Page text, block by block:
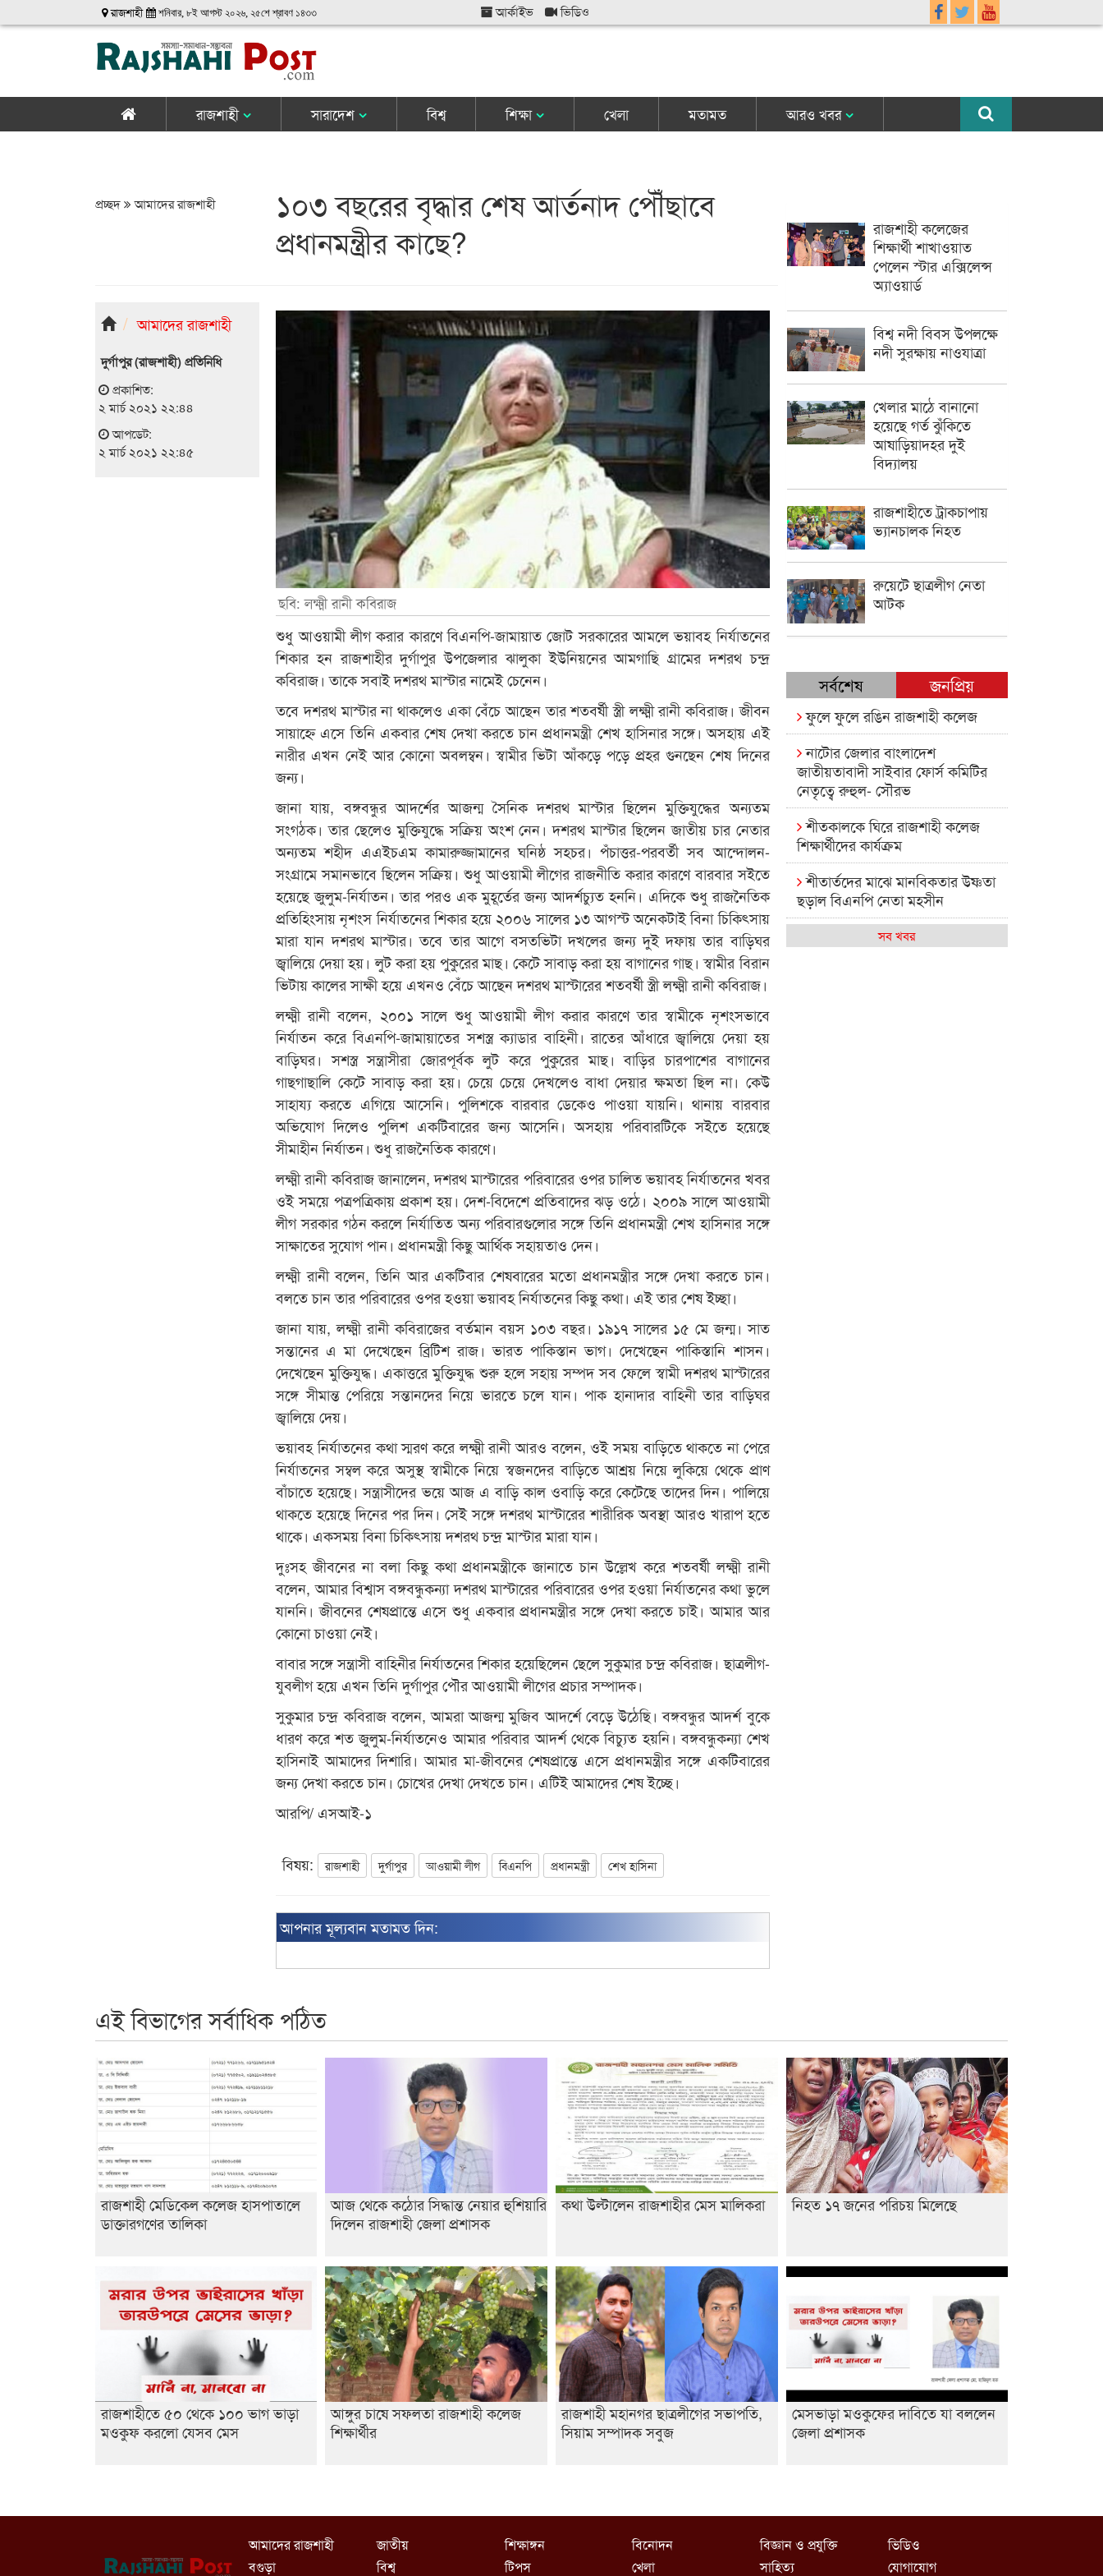
রাজশাহী শনিবার, ৮ই আগস্ট ২০২৬, ২৫শে শ্রাবণ ১৪৩৩ আর্কাইভ ভিডিও
রাজশাহী সারাদেশ বিশ্ব শিক্ষা খেলা মতামত আরও খবর
প্রচ্ছদ আমাদের রাজশাহী
১০৩ বছরের বৃদ্ধার শেষ আর্তনাদ পৌঁছাবে
প্রধানমন্ত্রীর কাছে?
আমাদের রাজশাহী
দুর্গাপুর (রাজশাহী) প্রতিনিধি
প্রকাশিত:
২ মার্চ ২০২১ ২২:৪৪
আপডেট:
২ মার্চ ২০২১ ২২:৪৫
ছবি: লক্ষ্মী রানী কবিরাজ
শুধু আওয়ামী লীগ করার কারণে বিএনপি-জামায়াত জোট সরকারের আমলে ভয়াবহ নির্যাতনের
শিকার হন রাজশাহীর দুর্গাপুর উপজেলার ঝালুকা ইউনিয়নের আমগাছি গ্রামের দশরথ চন্দ্র
কবিরাজ। তাকে সবাই দশরথ মাস্টার নামেই চেনেন।
তবে দশরথ মাস্টার না থাকলেও একা বেঁচে আছেন তার শতবর্ষী স্ত্রী লক্ষ্মী রানী কবিরাজ। জীবন
সায়াহ্নে এসে তিনি একবার শেষ দেখা করতে চান প্রধানমন্ত্রী শেখ হাসিনার সঙ্গে। অসহায় এই
নারীর এখন নেই আর কোনো অবলম্বন। স্বামীর ভিটা আঁকড়ে পড়ে প্রহর গুনছেন শেষ দিনের
জন্য।
জানা যায়, বঙ্গবন্ধুর আদর্শের আজন্ম সৈনিক দশরথ মাস্টার ছিলেন মুক্তিযুদ্ধের অন্যতম
সংগঠক। তার ছেলেও মুক্তিযুদ্ধে সক্রিয় অংশ নেন। দশরথ মাস্টার ছিলেন জাতীয় চার নেতার
অন্যতম শহীদ এএইচএম কামারুজ্জামানের ঘনিষ্ঠ সহচর। পঁচাত্তর-পরবর্তী সব আন্দোলন-
সংগ্রামে সমানভাবে ছিলেন সক্রিয়। শুধু আওয়ামী লীগের রাজনীতি করার কারণে বারবার সইতে
হয়েছে জুলুম-নির্যাতন। তার পরও এক মুহূর্তের জন্য আদর্শচ্যুত হননি। এদিকে শুধু রাজনৈতিক
প্রতিহিংসায় নৃশংস নির্যাতনের শিকার হয়ে ২০০৬ সালের ১৩ আগস্ট অনেকটাই বিনা চিকিৎসায়
মারা যান দশরথ মাস্টার। তবে তার আগে বসতভিটা দখলের জন্য দুই দফায় তার বাড়িঘর
জ্বালিয়ে দেয়া হয়। লুট করা হয় পুকুরের মাছ। কেটে সাবাড় করা হয় বাগানের গাছ। স্বামীর বিরান
ভিটায় কালের সাক্ষী হয়ে এখনও বেঁচে আছেন দশরথ মাস্টারের শতবর্ষী স্ত্রী লক্ষ্মী রানী কবিরাজ।
লক্ষ্মী রানী বলেন, ২০০১ সালে শুধু আওয়ামী লীগ করার কারণে তার স্বামীকে নৃশংসভাবে
নির্যাতন করে বিএনপি-জামায়াতের সশস্ত্র ক্যাডার বাহিনী। রাতের আঁধারে জ্বালিয়ে দেয়া হয়
বাড়িঘর। সশস্ত্র সন্ত্রাসীরা জোরপূর্বক লুট করে পুকুরের মাছ। বাড়ির চারপাশের বাগানের
গাছগাছালি কেটে সাবাড় করা হয়। চেয়ে চেয়ে দেখলেও বাধা দেয়ার ক্ষমতা ছিল না। কেউ
সাহায্য করতে এগিয়ে আসেনি। পুলিশকে বারবার ডেকেও পাওয়া যায়নি। থানায় বারবার
অভিযোগ দিলেও পুলিশ একটিবারের জন্য আসেনি। অসহায় পরিবারটিকে সইতে হয়েছে
সীমাহীন নির্যাতন। শুধু রাজনৈতিক কারণে।
লক্ষ্মী রানী কবিরাজ জানালেন, দশরথ মাস্টারের পরিবারের ওপর চালিত ভয়াবহ নির্যাতনের খবর
ওই সময়ে পত্রপত্রিকায় প্রকাশ হয়। দেশ-বিদেশে প্রতিবাদের ঝড় ওঠে। ২০০৯ সালে আওয়ামী
লীগ সরকার গঠন করলে নির্যাতিত অন্য পরিবারগুলোর সঙ্গে তিনি প্রধানমন্ত্রী শেখ হাসিনার সঙ্গে
সাক্ষাতের সুযোগ পান। প্রধানমন্ত্রী কিছু আর্থিক সহায়তাও দেন।
লক্ষ্মী রানী বলেন, তিনি আর একটিবার শেষবারের মতো প্রধানমন্ত্রীর সঙ্গে দেখা করতে চান।
বলতে চান তার পরিবারের ওপর হওয়া ভয়াবহ নির্যাতনের কিছু কথা। এই তার শেষ ইচ্ছা।
জানা যায়, লক্ষ্মী রানী কবিরাজের বর্তমান বয়স ১০৩ বছর। ১৯১৭ সালের ১৫ মে জন্ম। সাত
সন্তানের এ মা দেখেছেন ব্রিটিশ রাজ। ভারত পাকিস্তান ভাগ। দেখেছেন পাকিস্তানি শাসন।
দেখেছেন মুক্তিযুদ্ধ। একাত্তরে মুক্তিযুদ্ধ শুরু হলে সহায় সম্পদ সব ফেলে স্বামী দশরথ মাস্টারের
সঙ্গে সীমান্ত পেরিয়ে সন্তানদের নিয়ে ভারতে চলে যান। পাক হানাদার বাহিনী তার বাড়িঘর
জ্বালিয়ে দেয়।
ভয়াবহ নির্যাতনের কথা স্মরণ করে লক্ষ্মী রানী আরও বলেন, ওই সময় বাড়িতে থাকতে না পেরে
নির্যাতনের সম্বল করে অসুস্থ স্বামীকে নিয়ে স্বজনদের বাড়িতে আশ্রয় নিয়ে লুকিয়ে থেকে প্রাণ
বাঁচাতে হয়েছে। সন্ত্রাসীদের ভয়ে আজ এ বাড়ি কাল ওবাড়ি করে কেটেছে তাদের দিন। পালিয়ে
থাকতে হয়েছে দিনের পর দিন। সেই সঙ্গে দশরথ মাস্টারের শারীরিক অবস্থা আরও খারাপ হতে
থাকে। একসময় বিনা চিকিৎসায় দশরথ চন্দ্র মাস্টার মারা যান।
দুঃসহ জীবনের না বলা কিছু কথা প্রধানমন্ত্রীকে জানাতে চান উল্লেখ করে শতবর্ষী লক্ষ্মী রানী
বলেন, আমার বিশ্বাস বঙ্গবন্ধুকন্যা দশরথ মাস্টারের পরিবারের ওপর হওয়া নির্যাতনের কথা ভুলে
যাননি। জীবনের শেষপ্রান্তে এসে শুধু একবার প্রধানমন্ত্রীর সঙ্গে দেখা করতে চাই। আমার আর
কোনো চাওয়া নেই।
বাবার সঙ্গে সন্ত্রাসী বাহিনীর নির্যাতনের শিকার হয়েছিলেন ছেলে সুকুমার চন্দ্র কবিরাজ। ছাত্রলীগ-
যুবলীগ হয়ে এখন তিনি দুর্গাপুর পৌর আওয়ামী লীগের প্রচার সম্পাদক।
সুকুমার চন্দ্র কবিরাজ বলেন, আমরা আজন্ম মুজিব আদর্শে বেড়ে উঠেছি। বঙ্গবন্ধুর আদর্শ বুকে
ধারণ করে শত জুলুম-নির্যাতনেও আমার পরিবার আদর্শ থেকে বিচ্যুত হয়নি। বঙ্গবন্ধুকন্যা শেখ
হাসিনাই আমাদের দিশারি। আমার মা-জীবনের শেষপ্রান্তে এসে প্রধানমন্ত্রীর সঙ্গে একটিবারের
জন্য দেখা করতে চান। চোখের দেখা দেখতে চান। এটিই আমাদের শেষ ইচ্ছে।
আরপি/ এসআই-১
বিষয়: রাজশাহী দুর্গাপুর আওয়ামী লীগ বিএনপি প্রধানমন্ত্রী শেখ হাসিনা
আপনার মূল্যবান মতামত দিন:
রাজশাহী কলেজের
শিক্ষার্থী শাখাওয়াত
পেলেন স্টার এক্সিলেন্স
অ্যাওয়ার্ড
বিশ্ব নদী বিবস উপলক্ষে
নদী সুরক্ষায় নাওযাত্রা
খেলার মাঠে বানানো
হয়েছে গর্ত ঝুঁকিতে
আষাড়িয়াদহর দুই
বিদ্যালয়
রাজশাহীতে ট্রাকচাপায়
ভ্যানচালক নিহত
রুয়েটে ছাত্রলীগ নেতা
আটক
সর্বশেষ জনপ্রিয়
ফুলে ফুলে রঙিন রাজশাহী কলেজ
নাটোর জেলার বাংলাদেশ
জাতীয়তাবাদী সাইবার ফোর্স কমিটির
নেতৃত্বে রুহুল- সৌরভ
শীতকালকে ঘিরে রাজশাহী কলেজ
শিক্ষার্থীদের কার্যক্রম
শীতার্তদের মাঝে মানবিকতার উষ্ণতা
ছড়াল বিএনপি নেতা মহসীন
রাজশাহী কলেজের মিষ্টি বিকেল
সব খবর
এই বিভাগের সর্বাধিক পঠিত
রাজশাহী মেডিকেল কলেজ হাসপাতালে
ডাক্তারগণের তালিকা
আজ থেকে কঠোর সিদ্ধান্ত নেয়ার হুশিয়ারি
দিলেন রাজশাহী জেলা প্রশাসক
কথা উল্টালেন রাজশাহীর মেস মালিকরা নিহত ১৭ জনের পরিচয় মিলেছে
রাজশাহীতে ৫০ থেকে ১০০ ভাগ ভাড়া
মওকুফ করলো যেসব মেস
আঙ্গুর চাষে সফলতা রাজশাহী কলেজ
শিক্ষার্থীর
রাজশাহী মহানগর ছাত্রলীগের সভাপতি,
সিয়াম সম্পাদক সবুজ
মেসভাড়া মওকুফের দাবিতে যা বললেন
জেলা প্রশাসক
আমাদের রাজশাহী
বগুড়া
জাতীয়
বিশ্ব
শিক্ষাঙ্গন
টিপস
বিনোদন
খেলা
বিজ্ঞান ও প্রযুক্তি
সাহিত্য
ভিডিও
যোগাযোগ